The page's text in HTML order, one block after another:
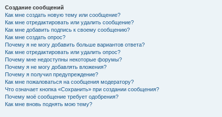
Создание сообщений
Как мне создать новую тему или сообщение?
Как мне отредактировать или удалить сообщение?
Как мне добавить подпись к своему сообщению?
Как мне создать опрос?
Почему я не могу добавить больше вариантов ответа?
Как мне отредактировать или удалить опрос?
Почему мне недоступны некоторые форумы?
Почему я не могу добавлять вложения?
Почему я получил предупреждение?
Как мне пожаловаться на сообщения модератору?
Что означает кнопка «Сохранить» при создании сообщения?
Почему моё сообщение требует одобрения?
Как мне вновь поднять мою тему?